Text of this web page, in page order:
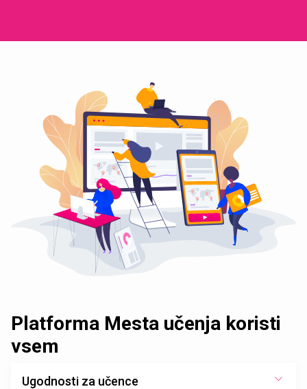
Platforma Mesta učenja koristi
vsem
Ugodnosti za učence